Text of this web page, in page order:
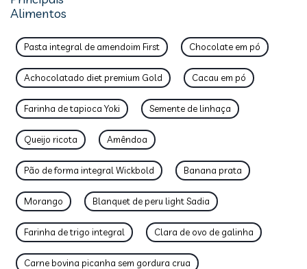
Alimentos
Pasta integral de amendoim First Chocolate em pó
Achocolatado diet premium Gold Cacau em pó
Farinha de tapioca Yoki Semente de linhaça
Queijo ricota Amêndoa
Pão de forma integral Wickbold Banana prata
Morango Blanquet de peru light Sadia
Farinha de trigo integral Clara de ovo de galinha
Carne bovina picanha sem gordura crua